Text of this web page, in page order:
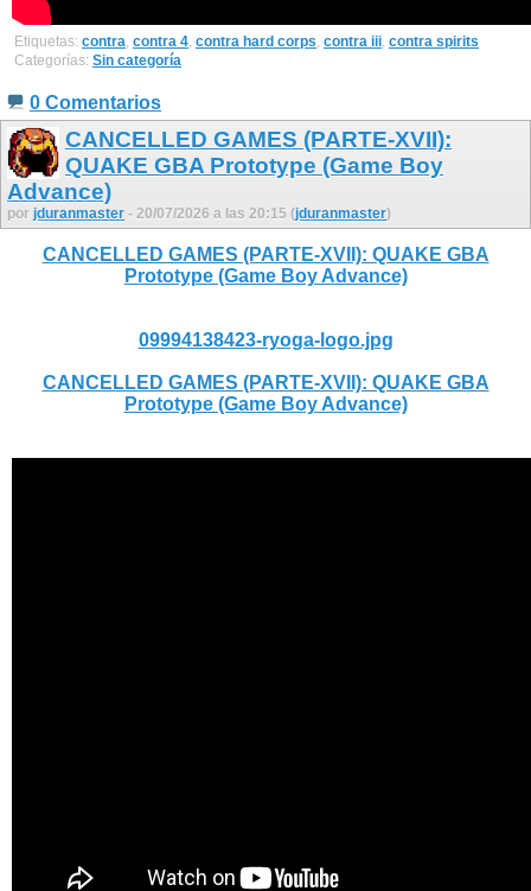
Etiquetas: contra, contra 4, contra hard corps, contra iii, contra spirits
Categorías: Sin categoría
0 Comentarios
CANCELLED GAMES (PARTE-XVII):
QUAKE GBA Prototype (Game Boy
Advance)
por jduranmaster - 20/07/2026 a las 20:15 (jduranmaster)
CANCELLED GAMES (PARTE-XVII): QUAKE GBA
Prototype (Game Boy Advance)
09994138423-ryoga-logo.jpg
CANCELLED GAMES (PARTE-XVII): QUAKE GBA
Prototype (Game Boy Advance)